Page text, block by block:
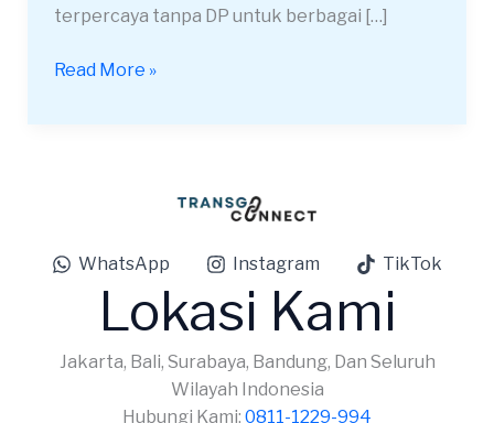
terpercaya tanpa DP untuk berbagai […]
Read More »
WhatsApp Instagram TikTok
Lokasi Kami
Jakarta, Bali, Surabaya, Bandung, Dan Seluruh
Wilayah Indonesia
Hubungi Kami: 0811-1229-994